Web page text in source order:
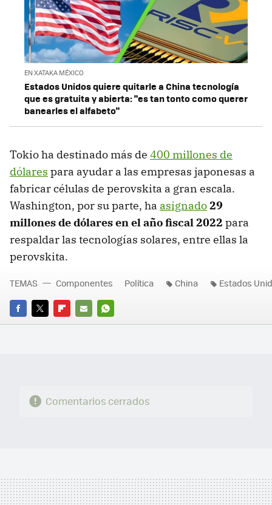
EN XATAKA MÉXICO
Estados Unidos quiere quitarle a China tecnología
que es gratuita y abierta: "es tan tonto como querer
banearles el alfabeto"
Tokio ha destinado más de 400 millones de
dólares para ayudar a las empresas japonesas a
fabricar células de perovskita a gran escala.
Washington, por su parte, ha asignado29
millones de dólares en el año fiscal 2022 para
respaldar las tecnologías solares, entre ellas la
perovskita.
FACEBOOK
TWITTERFLIPBOARD
E-
WHATSAPP
TEMAS Componentes Política China Estados
Comentarios cerrados